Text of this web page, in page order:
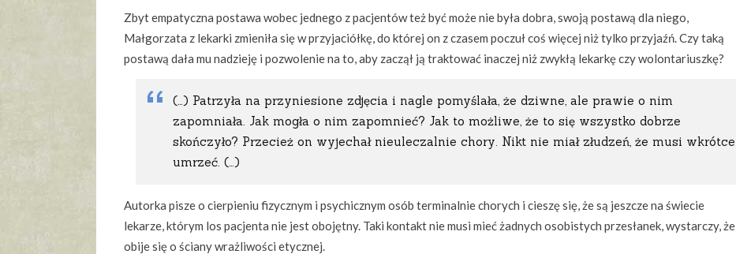
Zbyt empatyczna postawa wobec jednego z pacjentów też być może nie była dobra, swoją postawą dla niego,
Małgorzata z lekarki zmieniła się w przyjaciółkę, do której on z czasem poczuł coś więcej niż tylko przyjaźń. Czy taką
postawą dała mu nadzieję i pozwolenie na to, aby zaczął ją traktować inaczej niż zwykłą lekarkę czy wolontariuszkę?
(…) Patrzyła na przyniesione zdjęcia i nagle pomyślała, że dziwne, ale prawie o nim
zapomniała. Jak mogła o nim zapomnieć? Jak to możliwe, że to się wszystko dobrze
skończyło? Przecież on wyjechał nieuleczalnie chory. Nikt nie miał złudzeń, że musi wkrótce
umrzeć. (…)
Autorka pisze o cierpieniu fizycznym i psychicznym osób terminalnie chorych i cieszę się, że są jeszcze na świecie
lekarze, którym los pacjenta nie jest obojętny. Taki kontakt nie musi mieć żadnych osobistych przesłanek, wystarczy, że
obije się o ściany wrażliwości etycznej.